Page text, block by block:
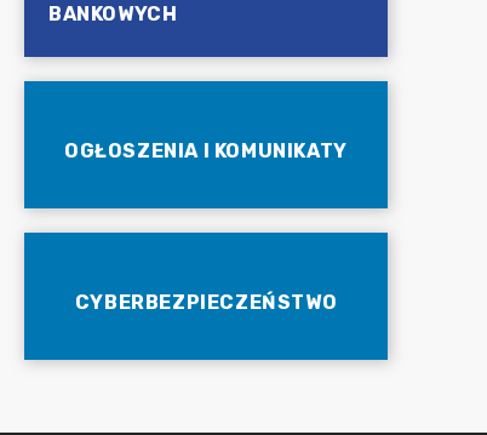
BANKOWYCH
OGŁOSZENIA I KOMUNIKATY
CYBERBEZPIECZEŃSTWO